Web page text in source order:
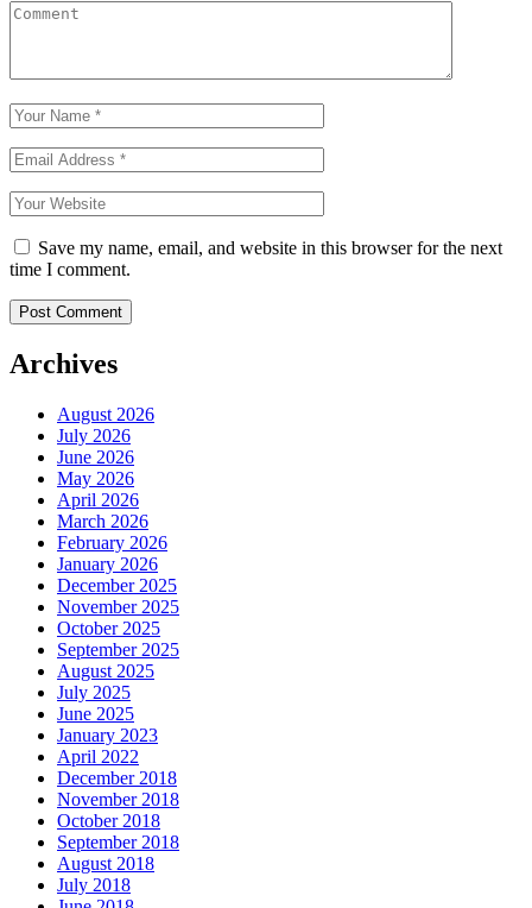
Save my name, email, and website in this browser for the next
time I comment.
Archives
August 2026
July 2026
June 2026
May 2026
April 2026
March 2026
February 2026
January 2026
December 2025
November 2025
October 2025
September 2025
August 2025
July 2025
June 2025
January 2023
April 2022
December 2018
November 2018
October 2018
September 2018
August 2018
July 2018